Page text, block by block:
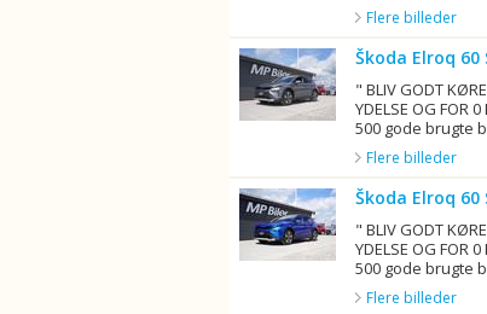
Flere billeder
Škoda Elroq
" BLIV GODT
YDELSE OG FOR
500 gode brugte
Flere billeder
Škoda Elroq
" BLIV GODT
YDELSE OG FOR
500 gode brugte
Flere billeder